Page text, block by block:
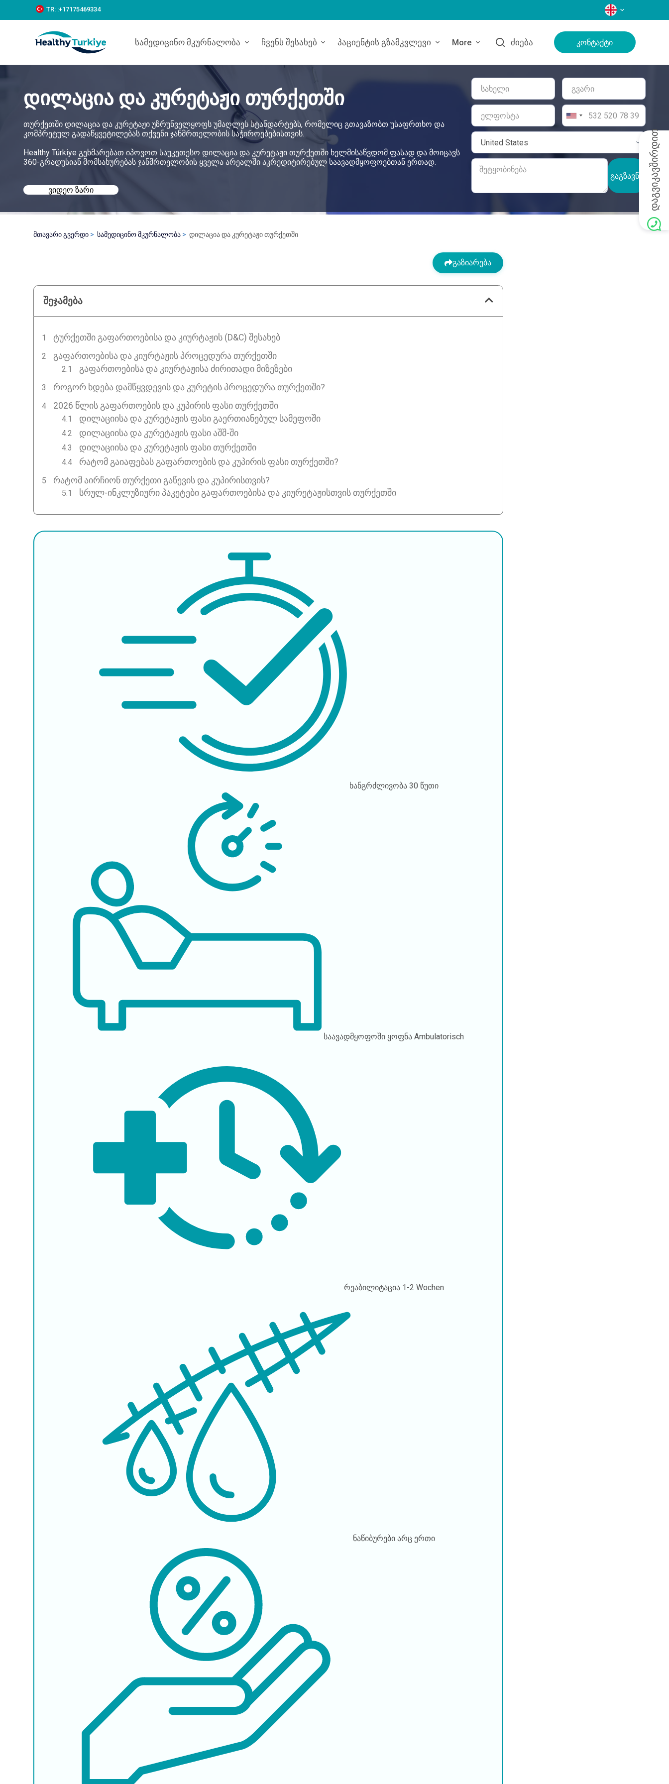
k
c
TR: :+‪17175469334‬ ᲔᲜᲔᲑᲘ
Სამედიცინო Მკურნალობა Ჩვენს Შესახებ Პაციენტის Გზამკვლევი More Ძიება Კონტაქტი
დილაცია და კურეტაჟი თურქეთში
თურქეთში დილაცია და კურეტაჟი უზრუნველყოფს უმაღლეს სტანდარტებს, რომელიც გთავაზობთ უსაფრთხო და
კომპრეტულ გადაწყვეტილებას თქვენი ჯანმრთელობის საჭიროებებისთვის.
Healthy Türkiye გეხმარებათ იპოვოთ საუკეთესო დილაცია და კურეტაჟი თურქეთში ხელმისაწვდომ ფასად და მოიცავს
360-გრადუსიან მომსახურებას ჯანმრთელობის ყველა არეალში აკრედიტირებულ საავადმყოფოებთან ერთად.
ᲕᲘᲓᲔᲝ ᲖᲐᲠᲘ
ᲒᲐᲒᲖᲐᲕᲜᲐ
მთავარი გვერდი სამედიცინო მკურნალობა დილაცია და კურეტაჟი თურქეთში
გაზიარება
შეჯამება
ᲢᲣᲠᲥᲔᲗᲨᲘ ᲒᲐᲤᲐᲠᲗᲝᲔᲑᲘᲡᲐ ᲓᲐ ᲙᲘᲣᲠᲢᲐᲟᲘᲡ (D&C) ᲨᲔᲡᲐᲮᲔᲑ
ᲒᲐᲤᲐᲠᲗᲝᲔᲑᲘᲡᲐ ᲓᲐ ᲙᲘᲣᲠᲢᲐᲟᲘᲡ ᲞᲠᲝᲪᲔᲓᲣᲠᲐ ᲗᲣᲠᲥᲔᲗᲨᲘ
გაფართოებისა და კიურტაჟისა ძირითადი მიზეზები
ᲠᲝᲒᲝᲠ ᲮᲓᲔᲑᲐ ᲓᲐᲛᲬᲧᲕᲓᲔᲕᲘᲡ ᲓᲐ ᲙᲣᲠᲔᲢᲘᲡ ᲞᲠᲝᲪᲔᲓᲣᲠᲐ ᲗᲣᲠᲥᲔᲗᲨᲘ?
2026 ᲬᲚᲘᲡ ᲒᲐᲤᲐᲠᲗᲝᲔᲑᲘᲡ ᲓᲐ ᲙᲣᲞᲘᲠᲘᲡ ᲤᲐᲡᲘ ᲗᲣᲠᲥᲔᲗᲨᲘ
დილაციისა და კურეტაჟის ფასი გაერთიანებულ სამეფოში
დილაციისა და კურეტაჟის ფასი აშშ-ში
დილაციისა და კურეტაჟის ფასი თურქეთში
რატომ გაიაფებას გაფართოების და კუპირის ფასი თურქეთში?
ᲠᲐᲢᲝᲛ ᲐᲘᲠᲩᲘᲝᲜ ᲗᲣᲠᲥᲔᲗᲘ ᲒᲐᲬᲔᲕᲘᲡ ᲓᲐ ᲙᲣᲞᲘᲠᲘᲡᲗᲕᲘᲡ?
სრულ-ინკლუზიური პაკეტები გაფართოებისა და კიურეტაჟისთვის თურქეთში
ხანგრძლივობა 30 წუთი
საავადმყოფოში ყოფნაAmbulatorisch
რეაბილიტაცია 1-2 Wochen
ნაწიბურები არც ერთი
დაგვიკავშირდით